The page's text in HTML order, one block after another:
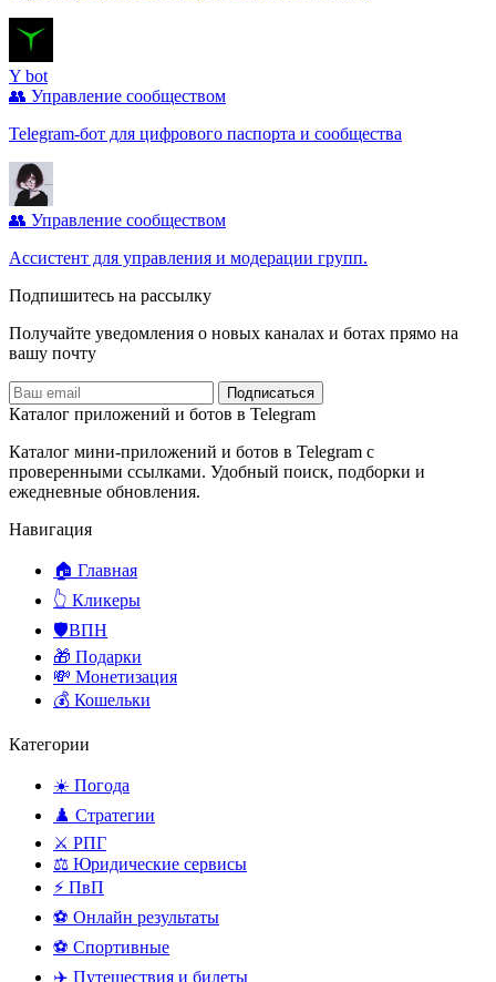
Y bot
👥 Управление сообществом
Telegram-бот для цифрового паспорта и сообщества
👥 Управление сообществом
Ассистент для управления и модерации групп.
Подпишитесь на рассылку
Получайте уведомления о новых каналах и ботаx прямо на
вашу почту
Подписаться
Каталог приложений и ботов в Telegram
Каталог мини-приложений и ботов в Telegram с
проверенными ссылками. Удобный поиск, подборки и
ежедневные обновления.
Навигация
🏠 Главная
👆 Кликеры
🛡️ВПН
🎁 Подарки
💸 Монетизация
💰 Кошельки
Категории
☀️ Погода
♟️ Стратегии
⚔️ РПГ
⚖️ Юридические сервисы
⚡ ПвП
⚽ Онлайн результаты
⚽ Спортивные
✈️ Путешествия и билеты